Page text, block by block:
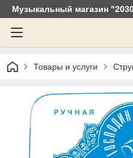
Музыкальный магазин
Товары и услуги